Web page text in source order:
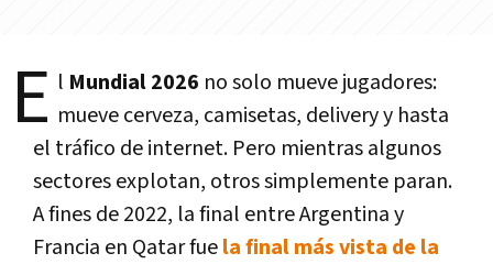
E l Mundial 2026 no solo mueve jugadores:
mueve cerveza, camisetas, delivery y hasta
el tráfico de internet. Pero mientras algunos
sectores explotan, otros simplemente paran.
A fines de 2022, la final entre Argentina y
Francia en Qatar fuela final más vista de la